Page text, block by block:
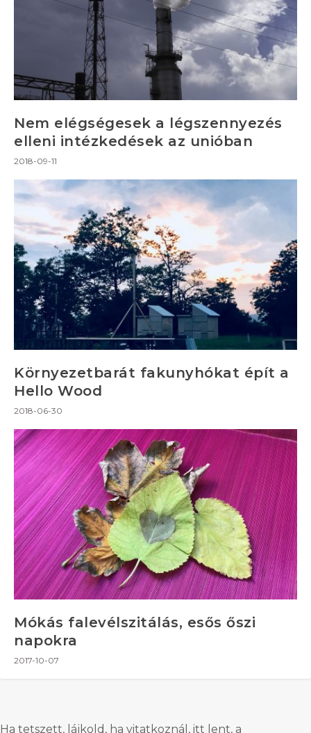
Nem elégségesek a légszennyezés
elleni intézkedések az unióban
2018-09-11
Környezetbarát fakunyhókat épít a
Hello Wood
2018-06-30
Mókás falevélszitálás, esős őszi
napokra
2017-10-07
Ha tetszett, lájkold, ha vitatkoznál, itt lent, a